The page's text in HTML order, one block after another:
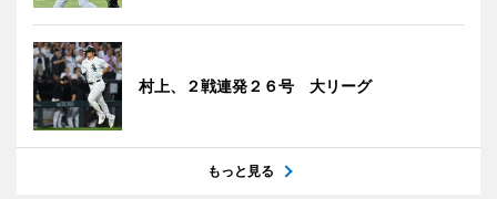
村上、２戦連発２６号 大リーグ
もっと見る